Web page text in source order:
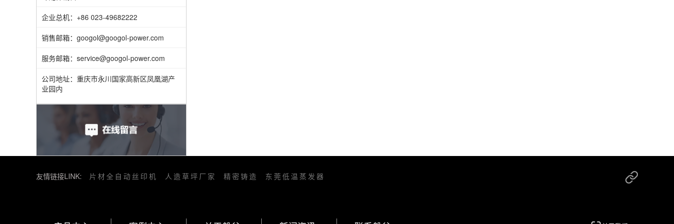
企业总机：+86 023-49682222
销售邮箱：googol@googol-power.com
服务邮箱：service@googol-power.com
公司地址：重庆市永川国家高新区凤凰湖产
业园内
友情链接LINK: 片材全自动丝印机 人造草坪厂家 精密铸造 东莞低温蒸发器